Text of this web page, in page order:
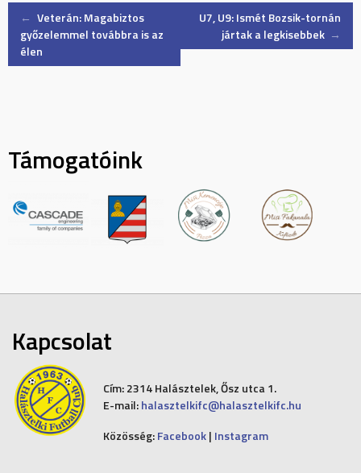
Post
navigation
← Veterán: Magabiztos
győzelemmel továbbra is az
élen
U7, U9: Ismét Bozsik-tornán
jártak a legkisebbek →
Támogatóink
Kapcsolat
Cím:2314 Halásztelek, Ősz utca 1.
E-mail: halasztelkifc@halasztelkifc.hu
Közösség: Facebook| Instagram